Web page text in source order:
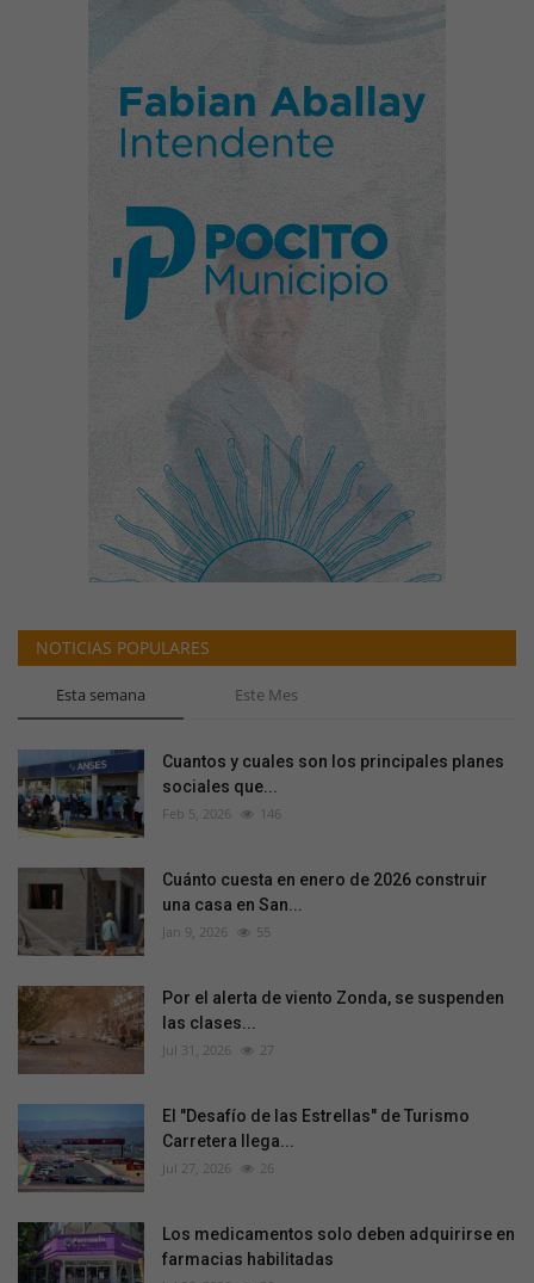
NOTICIAS POPULARES
Esta semana Este Mes
Cuantos y cuales son los principales planes
sociales que...
Feb 5, 2026 146
Cuánto cuesta en enero de 2026 construir
una casa en San...
Jan 9, 2026 55
Por el alerta de viento Zonda, se suspenden
las clases...
Jul 31, 2026 27
El "Desafío de las Estrellas" de Turismo
Carretera llega...
Jul 27, 2026 26
Los medicamentos solo deben adquirirse en
farmacias habilitadas